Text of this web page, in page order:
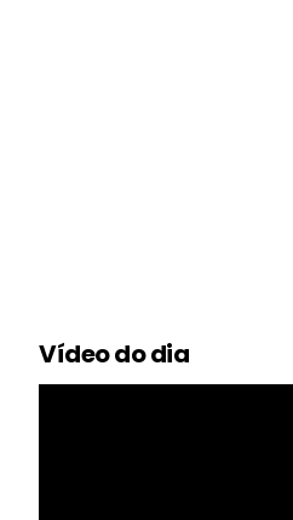
Vídeo do dia